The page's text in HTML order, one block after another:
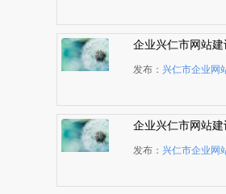
企业兴仁市网站
发布：兴仁市企业网
企业兴仁市网站
发布：兴仁市企业网